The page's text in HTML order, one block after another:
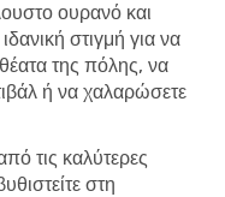
ουρανό και
στιγμή για να
της πόλης, να
ή να χαλαρώσετε
τις καλύτερες
στη